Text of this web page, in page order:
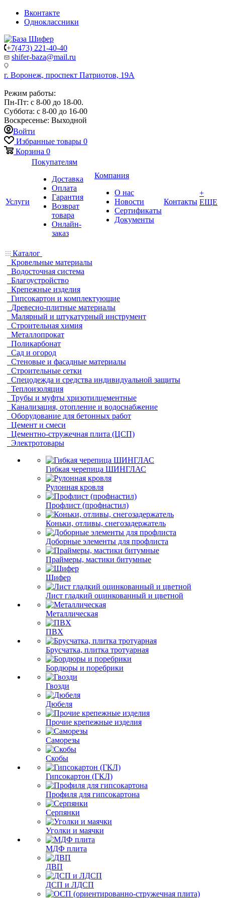
Вконтакте
Одноклассники
+7(473) 221-40-40
shifer-baza@mail.ru
г. Воронеж, проспект Патриотов, 19А
Режим работы:
Пн-Пт: с 8-00 до 18-00.
Суббота: с 8-00 до 16-00
Воскресенье: Выходной
Войти
Избранные товары 0
Корзина 0
Услуги
Покупателям
Доставка
Оплата
Гарантия
Возврат
товара
Онлайн-
заказ
Компания
О нас
Новости
Сертификаты
Документы
Контакты
+
ЕЩЕ
Каталог
Кровельные материалы
Водосточная система
Благоустройство
Крепежные изделия
Гипсокартон и комплектующие
Древесно-плитные материалы
Малярный и штукатурный инструмент
Строительная химия
Металлопрокат
Поликарбонат
Сад и огород
Стеновые и фасадные материалы
Строительные сетки
Спецодежда и средства индивидуальной защиты
Теплоизоляция
Трубы и муфты хризотилцементные
Канализация, отопление и водоснабжение
Оборудование для бетонных работ
Цемент и смеси
Цементно-стружечная плита (ЦСП)
Электротовары
Гибкая черепица ШИНГЛАС
Рулонная кровля
Профлист (профнастил)
Коньки, отливы, снегозадержатель
Доборные элементы для профлиста
Праймеры, мастики битумные
Шифер
Лист гладкий оцинкованный и цветной
Металлическая
ПВХ
Брусчатка, плитка тротуарная
Бордюры и поребрики
Гвозди
Дюбеля
Прочие крепежные изделия
Саморезы
Скобы
Гипсокартон (ГКЛ)
Профиля для гипсокартона
Серпянки
Уголки и маячки
МДФ плита
ДВП
ДСП и ЛДСП